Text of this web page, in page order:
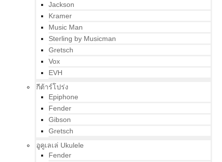
Jackson
Kramer
Music Man
Sterling by Musicman
Gretsch
Vox
EVH
กีต้าร์โปร่ง
Epiphone
Fender
Gibson
Gretsch
อูคูเลเล่ Ukulele
Fender